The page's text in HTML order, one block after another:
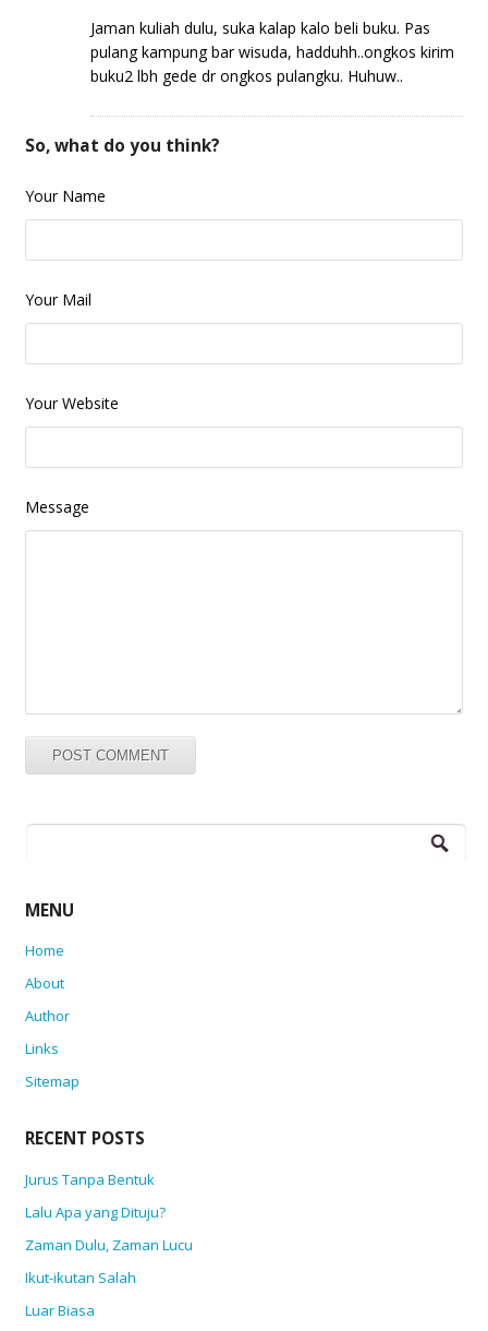
Jaman kuliah dulu, suka kalap kalo beli buku. Pas
pulang kampung bar wisuda, hadduhh..ongkos kirim
buku2 lbh gede dr ongkos pulangku. Huhuw..
So, what do you think?
Your Name
Your Mail
Your Website
Message
Search
MENU
Home
About
Author
Links
Sitemap
RECENT POSTS
Jurus Tanpa Bentuk
Lalu Apa yang Dituju?
Zaman Dulu, Zaman Lucu
Ikut-ikutan Salah
Luar Biasa